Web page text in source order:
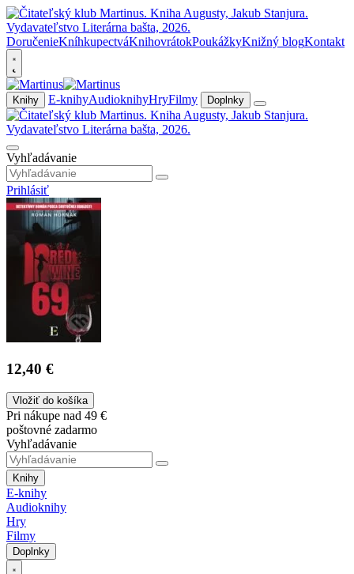
DoručenieKníhkupectváKnihovrátokPoukážkyKnižný blogKontakt
Knihy E-knihyAudioknihyHryFilmy Doplnky
Vyhľadávanie
Prihlásiť
12,40 €
Vložiť do košíka
Pri nákupe nad 49 €
poštovné zadarmo
Vyhľadávanie
Knihy
E-knihy
Audioknihy
Hry
Filmy
Doplnky